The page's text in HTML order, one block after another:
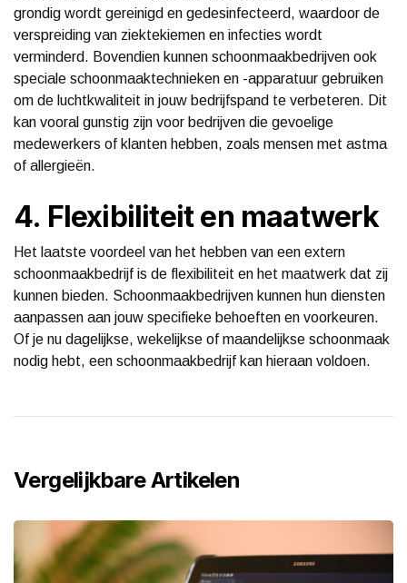
grondig wordt gereinigd en gedesinfecteerd, waardoor de
verspreiding van ziektekiemen en infecties wordt
verminderd. Bovendien kunnen schoonmaakbedrijven ook
speciale schoonmaaktechnieken en -apparatuur gebruiken
om de luchtkwaliteit in jouw bedrijfspand te verbeteren. Dit
kan vooral gunstig zijn voor bedrijven die gevoelige
medewerkers of klanten hebben, zoals mensen met astma
of allergieën.
4. Flexibiliteit en maatwerk
Het laatste voordeel van het hebben van een extern
schoonmaakbedrijf is de flexibiliteit en het maatwerk dat zij
kunnen bieden. Schoonmaakbedrijven kunnen hun diensten
aanpassen aan jouw specifieke behoeften en voorkeuren.
Of je nu dagelijkse, wekelijkse of maandelijkse schoonmaak
nodig hebt, een schoonmaakbedrijf kan hieraan voldoen.
Vergelijkbare Artikelen